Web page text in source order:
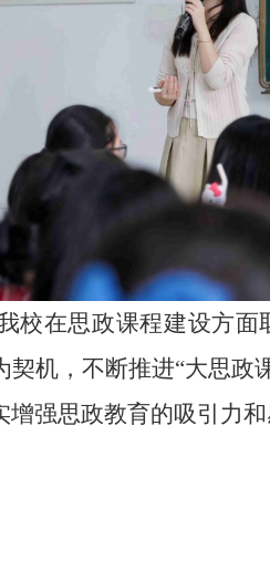
校在思政课程建设方面
契机，不断推进“大思政
强思政教育的吸引力和